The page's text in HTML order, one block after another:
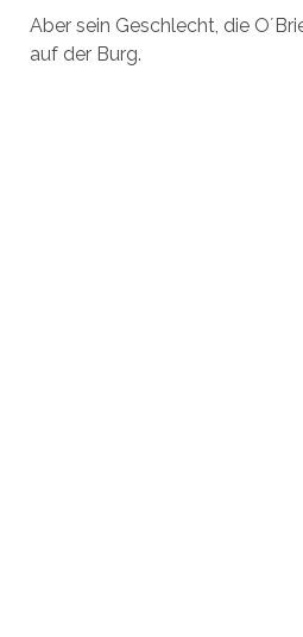
Aber sein Geschlecht, die
auf der Burg.